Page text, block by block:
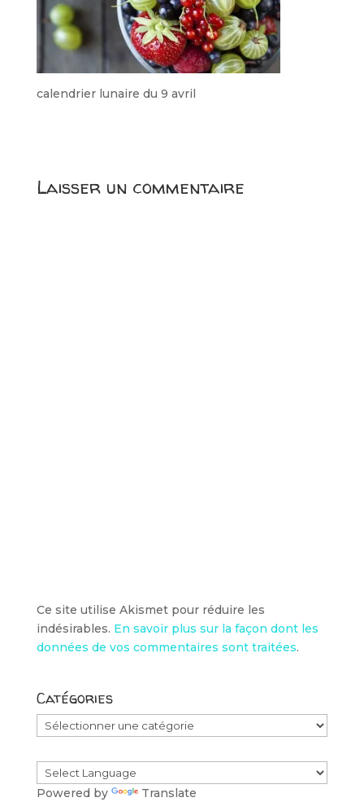
calendrier lunaire du 9 avril
Laisser un commentaire
Ce site utilise Akismet pour réduire les
indésirables. En savoir plus sur la façon dont les
données de vos commentaires sont traitées.
Catégories
Catégories
Powered by Translate